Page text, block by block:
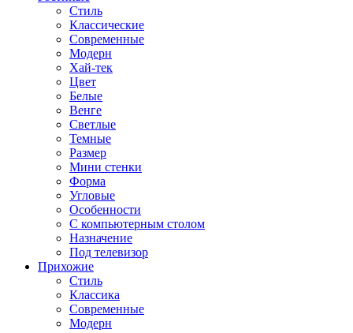
Стиль
Классические
Современные
Модерн
Хай-тек
Цвет
Белые
Венге
Светлые
Темные
Размер
Мини стенки
Форма
Угловые
Особенности
С компьютерным столом
Назначение
Под телевизор
Прихожие
Стиль
Классика
Современные
Модерн